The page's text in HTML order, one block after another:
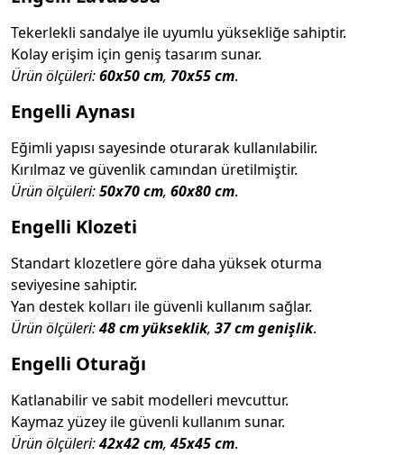
Tekerlekli sandalye ile uyumlu yüksekliğe sahiptir.
Kolay erişim için geniş tasarım sunar.
Ürün ölçüleri:60x50 cm, 70x55 cm.
Engelli Aynası
Eğimli yapısı sayesinde oturarak kullanılabilir.
Kırılmaz ve güvenlik camından üretilmiştir.
Ürün ölçüleri:50x70 cm, 60x80 cm.
Engelli Klozeti
Standart klozetlere göre daha yüksek oturma
seviyesine sahiptir.
Yan destek kolları ile güvenli kullanım sağlar.
Ürün ölçüleri:48 cm yükseklik, 37 cm genişlik.
Engelli Oturağı
Katlanabilir ve sabit modelleri mevcuttur.
Kaymaz yüzey ile güvenli kullanım sunar.
Ürün ölçüleri:42x42 cm,45x45 cm.